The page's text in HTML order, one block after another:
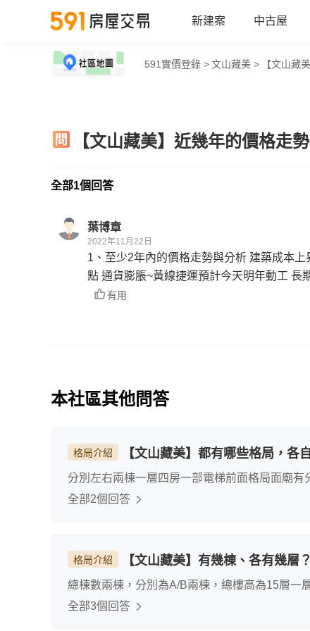
新建案 中古屋
591實價登錄 > 文山藏美 > 【文山藏
【文山藏美】近幾年的價格走
全部1個回答
葉博章
2022年11月22日
1、至少2年內的價格走勢與分析 建築成本
點 通貨膨脹~黃線捷運預計今天明年動工 長
有用
本社區其他問答
格局介紹 【文山藏美】都有哪些格局，各
分別左右兩棟一層四房一部電梯前面格局面廟
全部2個回答
格局介紹 【文山藏美】有幾棟、各有幾層
總棟數兩棟，分別為A/B兩棟，總樓高為15層一
全部3個回答